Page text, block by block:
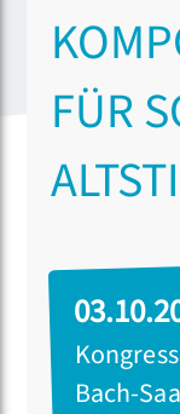
FÜR
Bach-